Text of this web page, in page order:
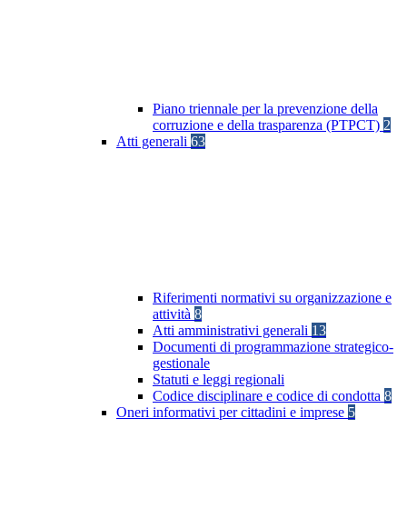
Piano triennale per la prevenzione della
corruzione e della trasparenza (PTPCT) 2
Atti generali 63
Riferimenti normativi su organizzazione e
attività 8
Atti amministrativi generali 13
Documenti di programmazione strategico-
gestionale
Statuti e leggi regionali
Codice disciplinare e codice di condotta 8
Oneri informativi per cittadini e imprese 5